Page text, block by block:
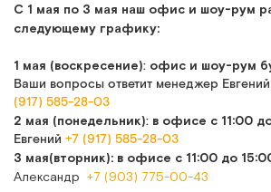
С 1 мая по 3 мая наш офис и шоу-рум
следующему графику:
1 мая (воскресение): офис и шоу-рум
Ваши вопросы ответит менеджер
(917) 585-28-03
2 мая (понедельник): в офисе с 11:00
Евгений +7 (917) 585-28-03
3 мая(вторник): в офисе с 11:00 до
Александр +7 (903) 775-00-43